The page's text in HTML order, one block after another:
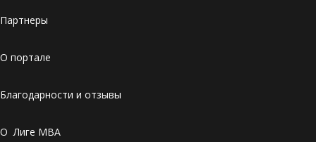
Партнеры
О портале
Благодарности и отзывы
О Лиге MBA